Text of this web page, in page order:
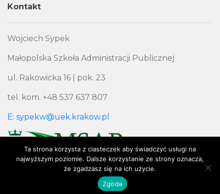
Ta strona korzysta z ciasteczek aby świadczyć usługi na
najwyższym poziomie. Dalsze korzystanie ze strony oznacza,
że zgadzasz się na ich użycie.
Zgoda
Kontakt
Wojciech Sypek
Małopolska Szkoła Administracji Publicznej
ul. Rakowicka 16 | pok. 23
tel. kom. +48 537 637 807
E: sypekw@uek.krakow.pl
Polityka Prywatności